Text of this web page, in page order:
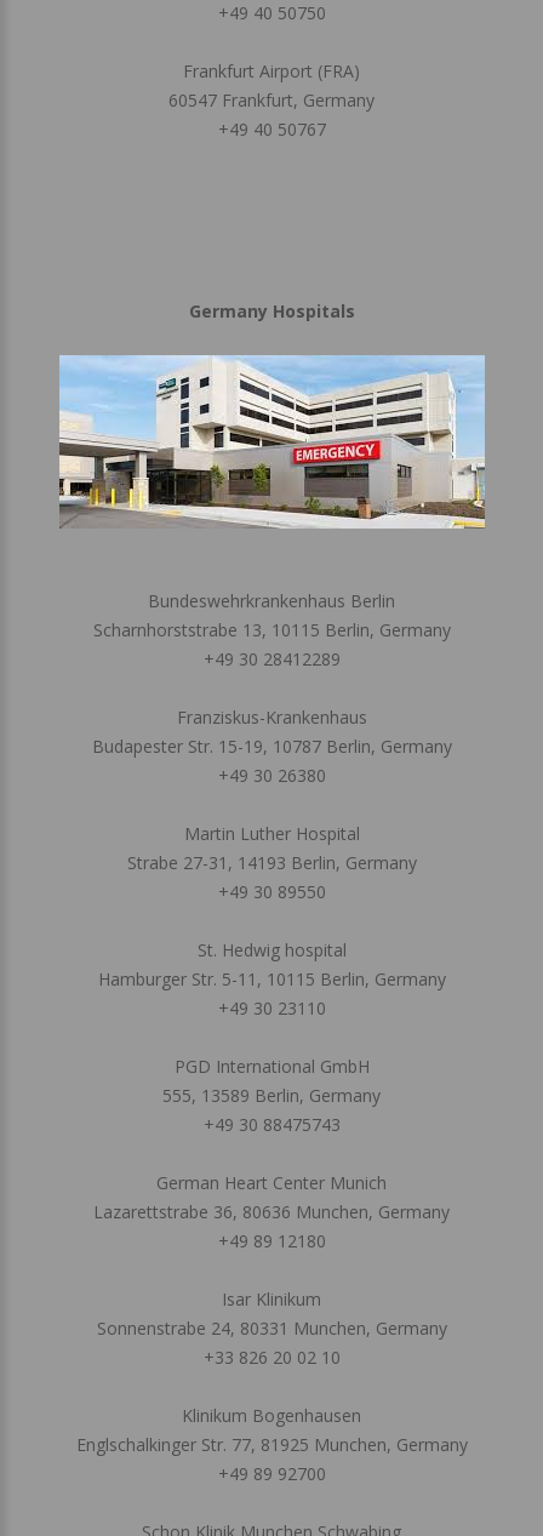
+49 40 50750
Frankfurt Airport (FRA)
60547 Frankfurt, Germany
+49 40 50767
Germany Hospitals
Bundeswehrkrankenhaus Berlin
Scharnhorststrabe 13, 10115 Berlin, Germany
+49 30 28412289
Franziskus-Krankenhaus
Budapester Str. 15-19, 10787 Berlin, Germany
+49 30 26380
Martin Luther Hospital
Strabe 27-31, 14193 Berlin, Germany
+49 30 89550
St. Hedwig hospital
Hamburger Str. 5-11, 10115 Berlin, Germany
+49 30 23110
PGD International GmbH
555, 13589 Berlin, Germany
+49 30 88475743
German Heart Center Munich
Lazarettstrabe 36, 80636 Munchen, Germany
+49 89 12180
Isar Klinikum
Sonnenstrabe 24, 80331 Munchen, Germany
+33 826 20 02 10
Klinikum Bogenhausen
Englschalkinger Str. 77, 81925 Munchen, Germany
+49 89 92700